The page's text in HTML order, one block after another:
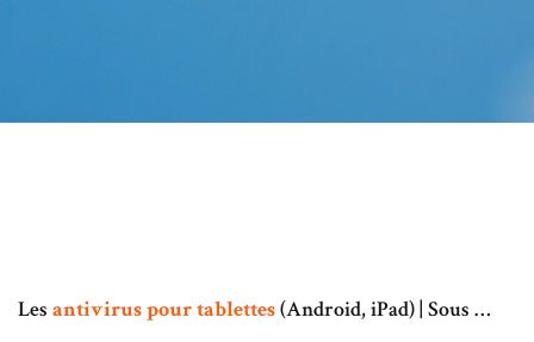
Les antiviruspourtablettes(Android, iPad) | Sous …